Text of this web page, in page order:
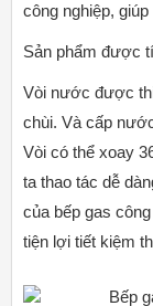
công nghiệp,
Sản phẩm được
Vòi nước được
chùi. Và cấp
Vòi có thể xoay
ta thao tác dễ
của bếp gas
tiện lợi tiết kiệm